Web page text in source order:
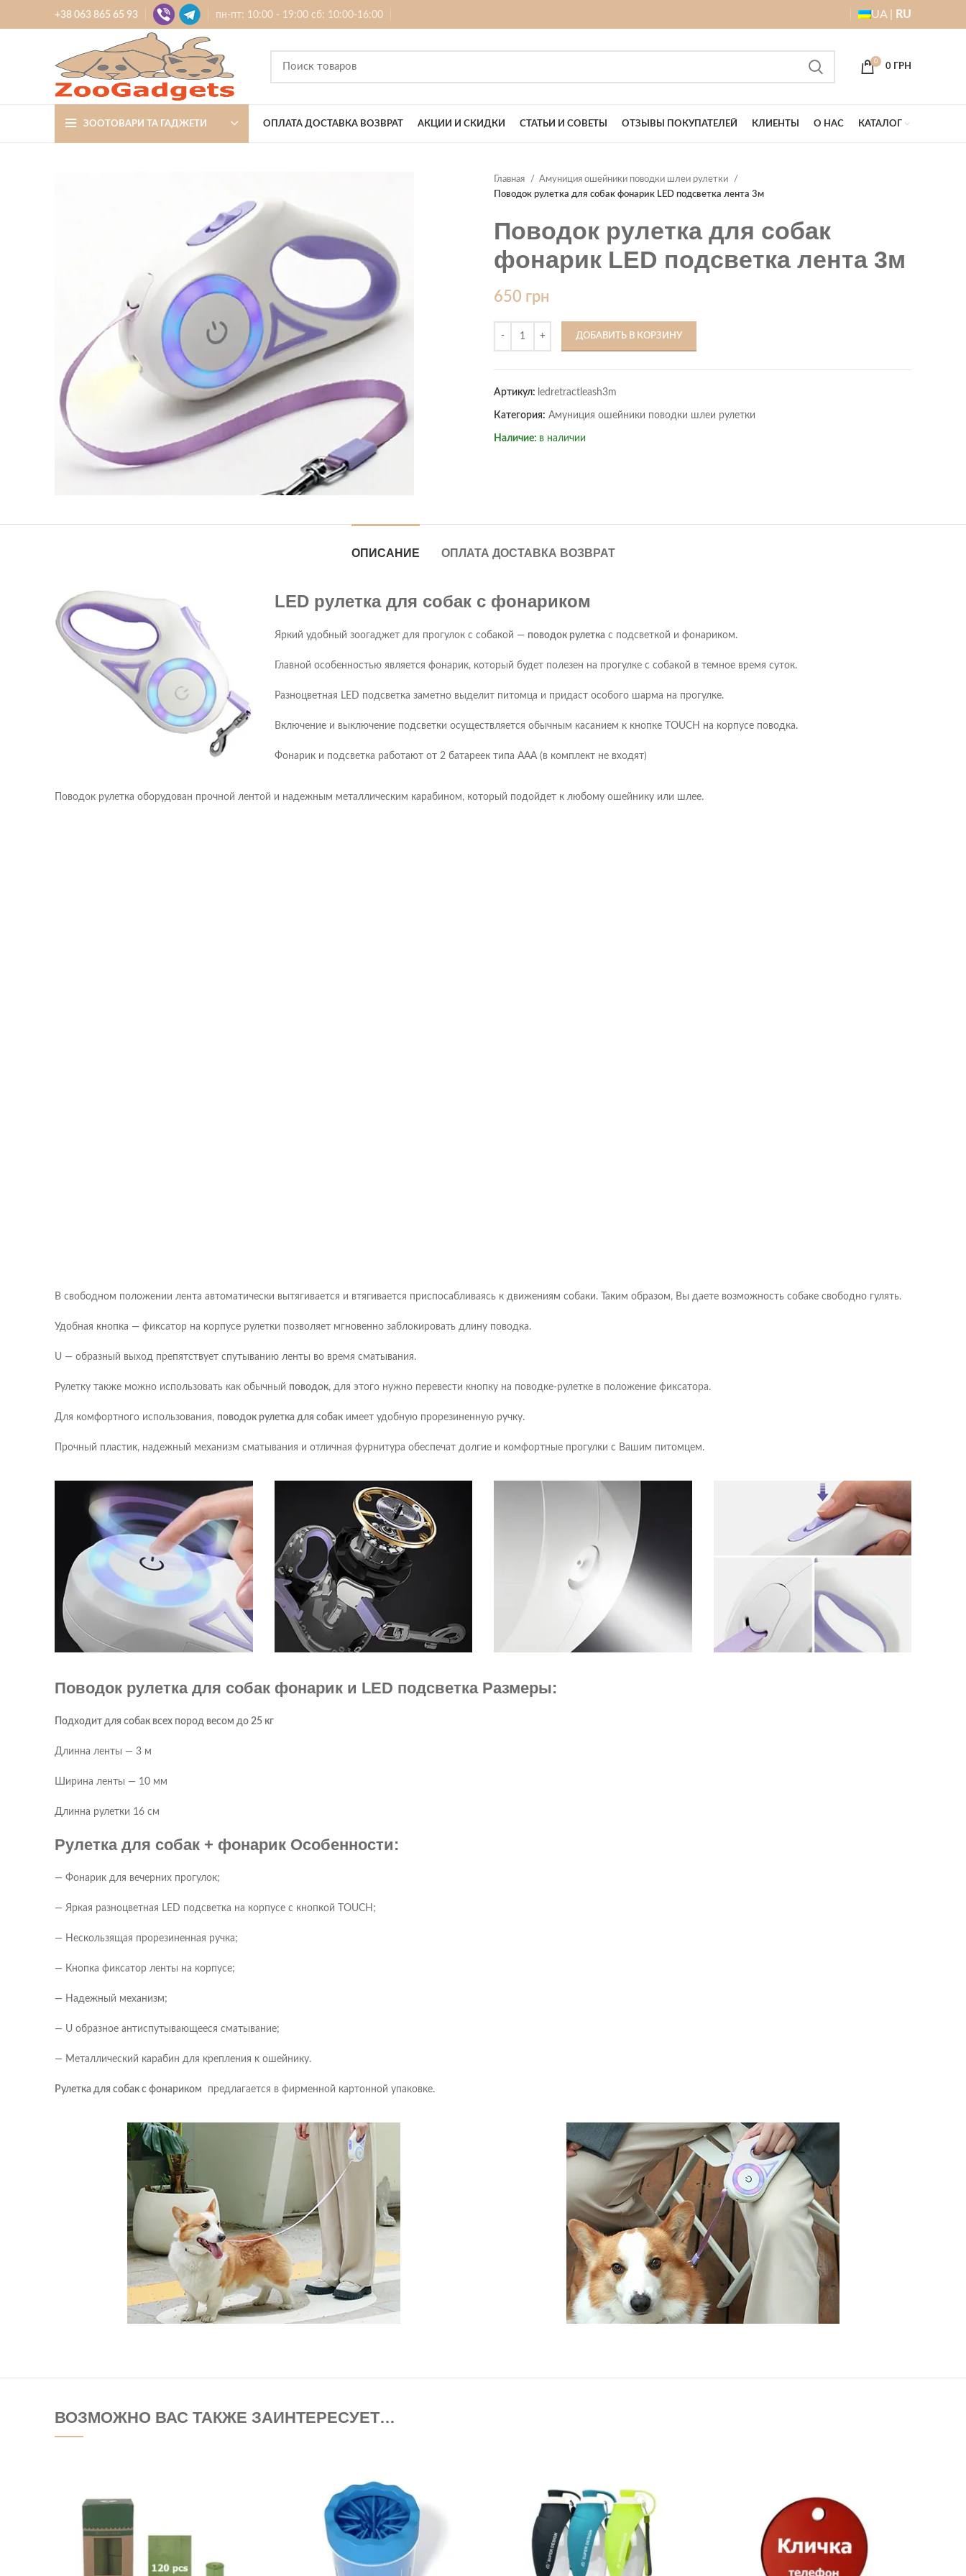
+38 063 865 65 93 пн-пт: 10:00 - 19:00 сб: 10:00-16:00 UA | RU
0
0 ГРН
ЗООТОВАРИ ТА ГАДЖЕТИ ОПЛАТА ДОСТАВКА ВОЗВРАТ АКЦИИ И СКИДКИ СТАТЬИ И СОВЕТЫ ОТЗЫВЫ ПОКУПАТЕЛЕЙ КЛИЕНТЫ О НАС КАТАЛОГ
Главная
Амуниция ошейники поводки шлеи рулетки
Поводок рулетка для собак фонарик LED подсветка лента 3м
Поводок рулетка для собак
фонарик LED подсветка лента 3м
650 грн
ДОБАВИТЬ В КОРЗИНУ
Артикул: ledretractleash3m
Категория: Амуниция ошейники поводки шлеи рулетки
Наличие: в наличии
ОПИСАНИЕ ОПЛАТА ДОСТАВКА ВОЗВРАТ
LED рулетка для собак с фонариком
Яркий удобный зоогаджет для прогулок с собакой — поводок рулеткас подсветкой и фонариком.
Главной особенностью является фонарик, который будет полезен на прогулке с собакой в темное время суток.
Разноцветная LED подсветка заметно выделит питомца и придаст особого шарма на прогулке.
Включение и выключение подсветки осуществляется обычным касанием к кнопке TOUCH на корпусе поводка.
Фонарик и подсветка работают от 2 батареек типа AAA (в комплект не входят)
Поводок рулетка оборудован прочной лентой и надежным металлическим карабином, который подойдет к любому ошейнику или шлее.
В свободном положении лента автоматически вытягивается и втягивается приспосабливаясь к движениям собаки. Таким образом, Вы даете возможность собаке свободно гулять.
Удобная кнопка — фиксатор на корпусе рулетки позволяет мгновенно заблокировать длину поводка.
U — образный выход препятствует спутыванию ленты во время сматывания.
Рулетку также можно использовать как обычный поводок, для этого нужно перевести кнопку на поводке-рулетке в положение фиксатора.
Для комфортного использования, поводок рулетка для собак имеет удобную прорезиненную ручку.
Прочный пластик, надежный механизм сматывания и отличная фурнитура обеспечат долгие и комфортные прогулки с Вашим питомцем.
Поводок рулетка для собак фонарик и LED подсветка Размеры:
Подходит для собак всех пород весом до 25 кг
Длинна ленты — 3 м
Ширина ленты — 10 мм
Длинна рулетки 16 см
Рулетка для собак + фонарик Особенности:
— Фонарик для вечерних прогулок;
— Яркая разноцветная LED подсветка на корпусе с кнопкой TOUCH;
— Нескользящая прорезиненная ручка;
— Кнопка фиксатор ленты на корпусе;
— Надежный механизм;
— U образное антиспутывающееся сматывание;
— Металлический карабин для крепления к ошейнику.
Рулетка для собак с фонариком предлагается в фирменной картонной упаковке.
ВОЗМОЖНО ВАС ТАКЖЕ ЗАИНТЕРЕСУЕТ…